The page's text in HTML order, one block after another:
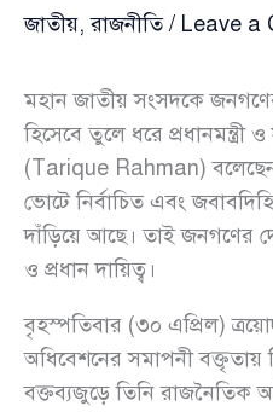
জাতীয়,রাজনীতি/ Leave a
মহান জাতীয় সংসদকে
হিসেবে তুলে ধরে প্রধানমন্ত্রী
(Tarique Rahman)
ভোটে নির্বাচিত এবং
দাঁড়িয়ে আছে। তাই জনগণের
ও প্রধান দায়িত্ব।
বৃহস্পতিবার (৩০ এপ্রিল)
অধিবেশনের সমাপনী বক্তৃতায়
বক্তব্যজুড়ে তিনি রাজনৈতিক